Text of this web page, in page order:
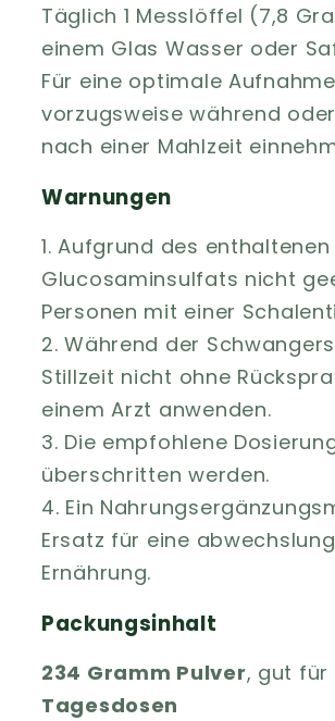
Täglich 1 Messlöffel (7,8
einem Glas Wasser oder
Für eine optimale Aufnahme
vorzugsweise während
nach einer Mahlzeit
Warnungen
1. Aufgrund des enthaltenen
Glucosaminsulfats nicht
Personen mit einer
2. Während der
Stillzeit nicht ohne
einem Arzt anwenden.
3. Die empfohlene
überschritten werden.
4. Ein
Ersatz für eine
Ernährung.
Packungsinhalt
234 Gramm Pulver, gut für
Tagesdosen